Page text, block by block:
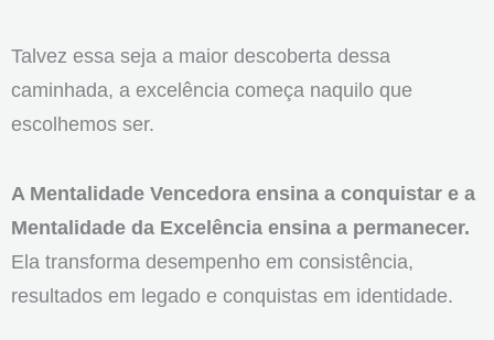
Talvez essa seja a maior descoberta dessa
caminhada, a excelência começa naquilo que
escolhemos ser.
A Mentalidade Vencedora ensina a conquistar e a
Mentalidade da Excelência ensina a permanecer.
Ela transforma desempenho em consistência,
resultados em legado e conquistas em identidade.